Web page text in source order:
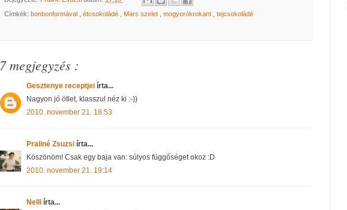
Címkék: bonbonformával étcsokoládé Mars szelet mogyorókrokant tejcsokoládé
7 megjegyzés :
Gesztenye receptjei írta...
Nagyon jó ötlet, klasszul néz ki :-))
2010. november 21. 18:53
Praliné Zsuzsi írta...
Köszönöm! Csak egy baja van: súlyos függőséget okoz :D
2010. november 21. 19:14
Nelli írta...